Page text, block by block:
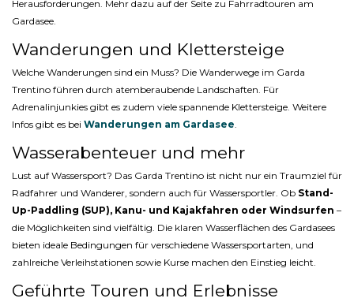
Herausforderungen. Mehr dazu auf der Seite zu Fahrradtouren am
Gardasee.
Wanderungen und Klettersteige
Welche Wanderungen sind ein Muss? Die Wanderwege im Garda
Trentino führen durch atemberaubende Landschaften. Für
Adrenalinjunkies gibt es zudem viele spannende Klettersteige. Weitere
Infos gibt es bei Wanderungen am Gardasee.
Wasserabenteuer und mehr
Lust auf Wassersport? Das Garda Trentino ist nicht nur ein Traumziel für
Radfahrer und Wanderer, sondern auch für Wassersportler. Ob Stand-
Up-Paddling (SUP), Kanu- und Kajakfahren oder Windsurfen –
die Möglichkeiten sind vielfältig. Die klaren Wasserflächen des Gardasees
bieten ideale Bedingungen für verschiedene Wassersportarten, und
zahlreiche Verleihstationen sowie Kurse machen den Einstieg leicht.
Geführte Touren und Erlebnisse